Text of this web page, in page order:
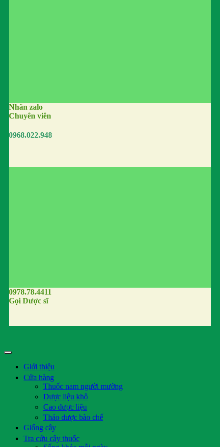
Nhắn zalo
Chuyên viên
0968.022.948
0978.78.4411
Gọi Dược sĩ
Giới thiệu
Cửa hàng
Thuốc nam người mường
Dược liệu khô
Cao dược liệu
Thảo dược bào chế
Giống cây
Tra cứu cây thuốc